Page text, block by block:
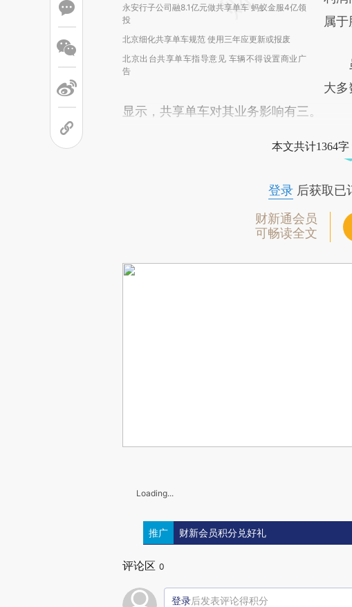
永安行子公司融8.1亿元做共享单车 蚂蚁金服4亿领
投
北京细化共享单车规范 使用三年应更新或报废
北京出台共享单车指导意见 车辆不得设置商业广
告
属
虽
大
显示，共享单车对其业务影响有三。
本文共计1364
登录后获取已
财新通会员
可畅读全文
Loading...
推广 财新会员积分兑好礼
评论区 0
登录后发表评论得积分